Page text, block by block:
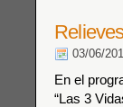
03/06/
En el
“Las 3